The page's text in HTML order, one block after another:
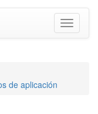
Toggle
de aplicación